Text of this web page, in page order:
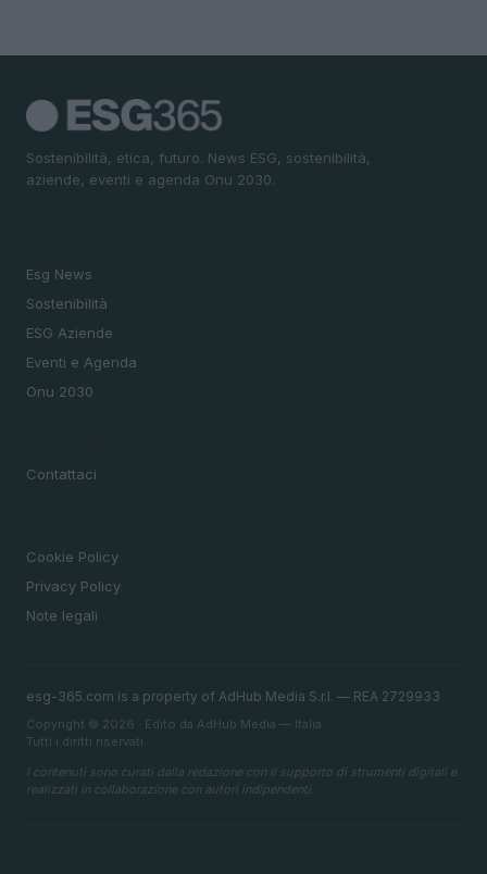
Sostenibilità, etica, futuro. News ESG, sostenibilità,
aziende, eventi e agenda Onu 2030.
Esg News
Sostenibilità
ESG Aziende
Eventi e Agenda
Onu 2030
Contattaci
Cookie Policy
Privacy Policy
Note legali
esg-365.com is a property of AdHub Media S.r.l. — REA 2729933
Copyright © 2026 · Edito da AdHub Media — Italia
Tutti i diritti riservati
I contenuti sono curati dalla redazione con il supporto di strumenti digitali e
realizzati in collaborazione con autori indipendenti.